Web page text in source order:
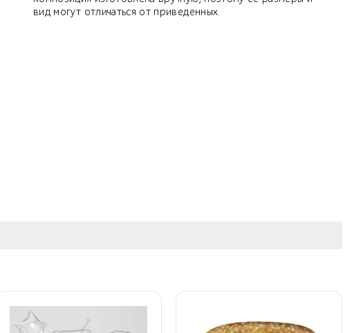
вид могут отличаться от приведенных.